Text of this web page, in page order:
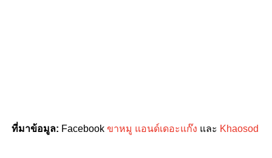
ที่มาข้อมูล: Facebook ขาหมู แอนด์เดอะแก๊ง และ Khaosod